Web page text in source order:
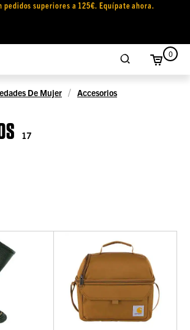
pedidos superiores a 125€. Equípate ahora.
0
De Mujer Accesorios
17